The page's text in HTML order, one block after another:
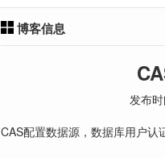
博客信息
发布
CAS配置数据源，数据库用户认